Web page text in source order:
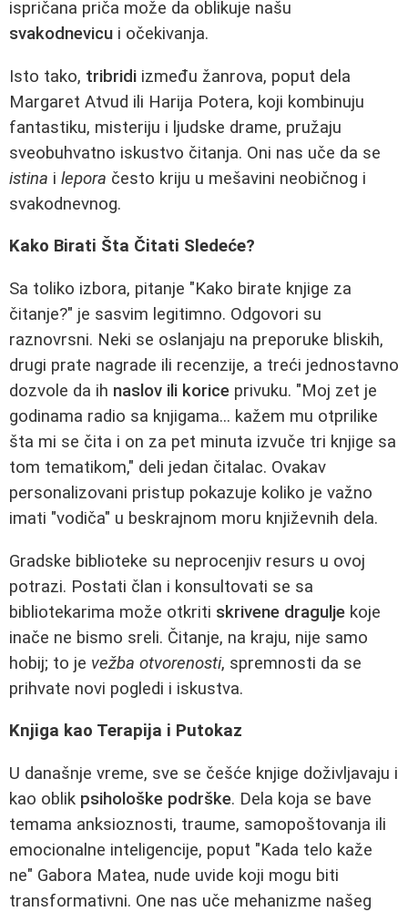
ispričana priča može da oblikuje našu
svakodnevicu i očekivanja.
Isto tako, tribridi između žanrova, poput dela
Margaret Atvud ili Harija Potera, koji kombinuju
fantastiku, misteriju i ljudske drame, pružaju
sveobuhvatno iskustvo čitanja. Oni nas uče da se
istina i lepora često kriju u mešavini neobičnog i
svakodnevnog.
Kako Birati Šta Čitati Sledeće?
Sa toliko izbora, pitanje "Kako birate knjige za
čitanje?" je sasvim legitimno. Odgovori su
raznovrsni. Neki se oslanjaju na preporuke bliskih,
drugi prate nagrade ili recenzije, a treći jednostavno
dozvole da ih naslov ili korice privuku. "Moj zet je
godinama radio sa knjigama... kažem mu otprilike
šta mi se čita i on za pet minuta izvuče tri knjige sa
tom tematikom," deli jedan čitalac. Ovakav
personalizovani pristup pokazuje koliko je važno
imati "vodiča" u beskrajnom moru književnih dela.
Gradske biblioteke su neprocenjiv resurs u ovoj
potrazi. Postati član i konsultovati se sa
bibliotekarima može otkriti skrivene dragulje koje
inače ne bismo sreli. Čitanje, na kraju, nije samo
hobij; to je vežba otvorenosti, spremnosti da se
prihvate novi pogledi i iskustva.
Knjiga kao Terapija i Putokaz
U današnje vreme, sve se češće knjige doživljavaju i
kao oblik psihološke podrške. Dela koja se bave
temama anksioznosti, traume, samopoštovanja ili
emocionalne inteligencije, poput "Kada telo kaže
ne" Gabora Matea, nude uvide koji mogu biti
transformativni. One nas uče mehanizme našeg